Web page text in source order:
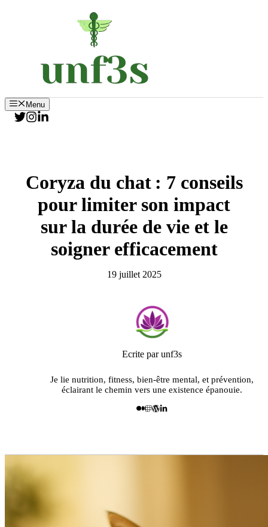
Menu
Coryza du chat : 7 conseils
pour limiter son impact
sur la durée de vie et le
soigner efficacement
19 juillet 2025
Ecrite par unf3s
Je lie nutrition, fitness, bien-être mental, et prévention,
éclairant le chemin vers une existence épanouie.